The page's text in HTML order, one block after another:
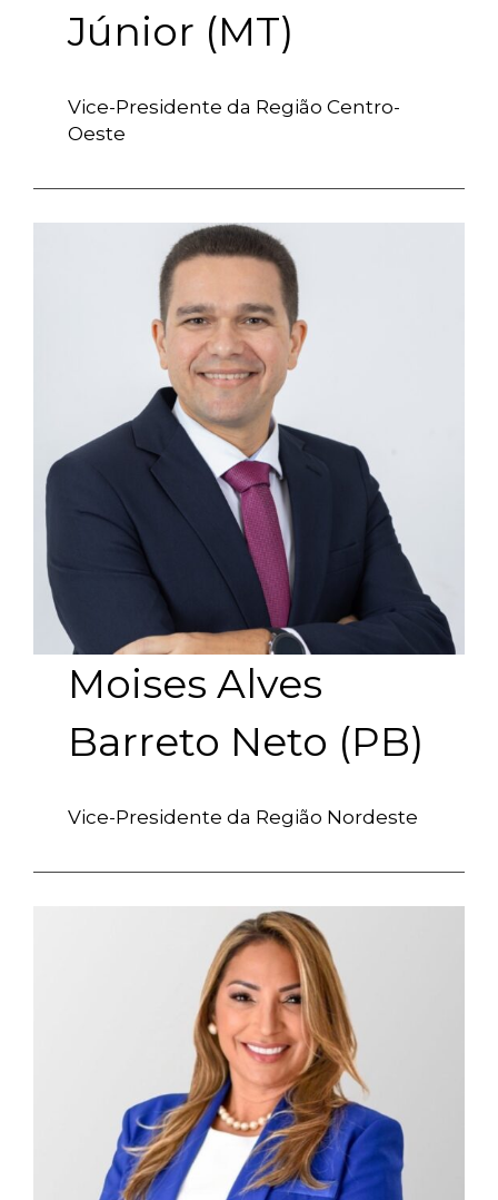
Júnior (MT)
Vice-Presidente da Região Centro-
Oeste
Moises Alves
Barreto Neto (PB)
Vice-Presidente da Região Nordeste